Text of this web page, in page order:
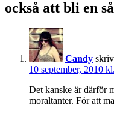
också att bli en
Candy
10 september, 2010
Det kanske är därför
moraltanter. För att